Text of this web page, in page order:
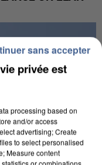
privée est
processing based on
and/or access
advertising; Create
to select personalised
Measure content
or combinations
sans accepter